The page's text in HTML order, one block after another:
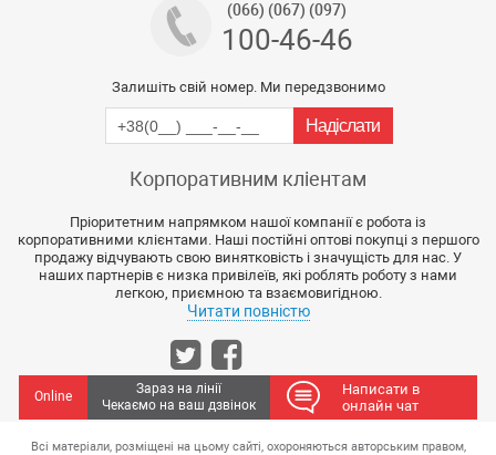
(066) (067) (097)
100-46-46
Залишіть свій номер. Ми передзвонимо
Корпоративним кліентам
Пріоритетним напрямком нашої компанії є робота із
корпоративними клієнтами. Наші постійні оптові покупці з першого
продажу відчувають свою винятковість і значущість для нас. У
наших партнерів є низка привілеїв, які роблять роботу з нами
легкою, приємною та взаємовигідною.
Читати повністю
Online
Зараз на лінії
Чекаємо на ваш дзвінок
Написати в
онлайн чат
Всі матеріали, розміщені на цьому сайті, охороняються авторським правом,